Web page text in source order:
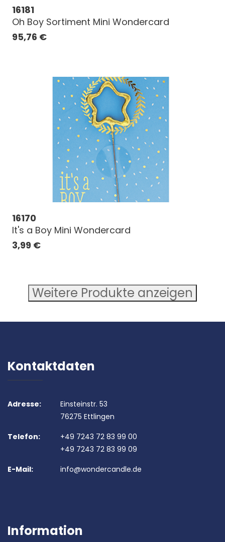
16181
Oh Boy Sortiment Mini Wondercard
95,76 €
16170
It's a Boy Mini Wondercard
3,99 €
Weitere Produkte anzeigen
Kontaktdaten
Adresse:
Einsteinstr. 53
76275 Ettlingen
Telefon:
+49 7243 72 83 99 00
+49 7243 72 83 99 09
E-Mail:
info@wondercandle.de
Information